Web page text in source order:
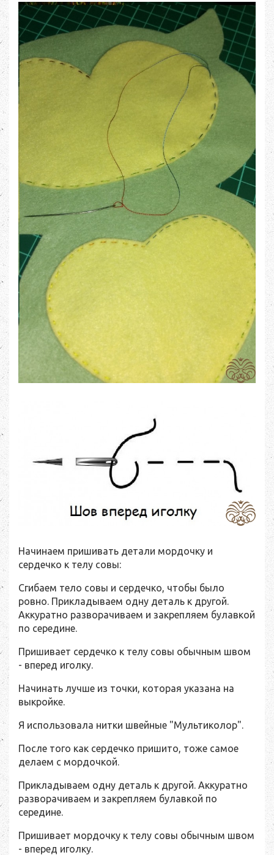
Начинаем пришивать детали мордочку и
сердечко к телу совы:
Сгибаем тело совы и сердечко, чтобы было
ровно. Прикладываем одну деталь к другой.
Аккуратно разворачиваем и закрепляем булавкой
по середине.
Пришивает сердечко к телу совы обычным швом
- вперед иголку.
Начинать лучше из точки, которая указана на
выкройке.
Я использовала нитки швейные "Мультиколор".
После того как сердечко пришито, тоже самое
делаем с мордочкой.
Прикладываем одну деталь к другой. Аккуратно
разворачиваем и закрепляем булавкой по
середине.
Пришивает мордочку к телу совы обычным швом
- вперед иголку.